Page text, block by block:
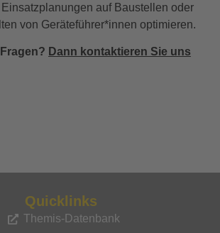
auf Baustellen oder
von Geräteführer*innen optimieren.
Dann kontaktieren Sie uns
Quicklinks
Themis-Datenbank